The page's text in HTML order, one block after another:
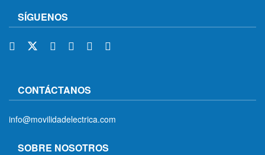
SÍGUENOS
CONTÁCTANOS
info@movilidadelectrica.com
SOBRE NOSOTROS